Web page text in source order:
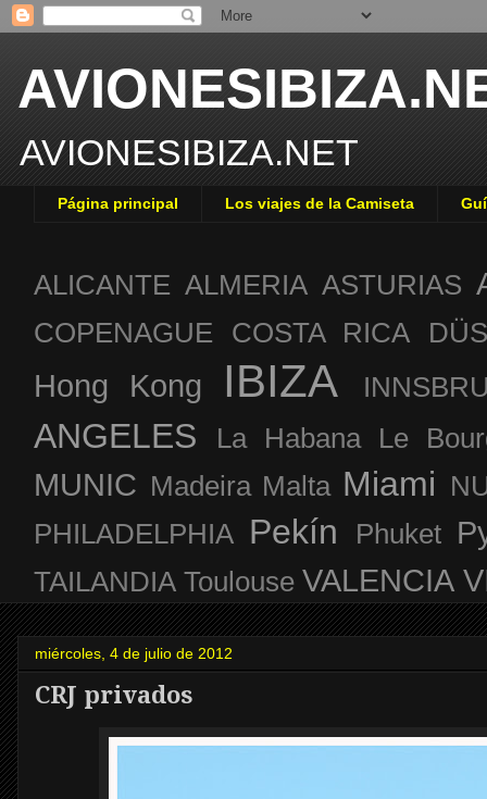
AVIONESIBIZA.NET
Página principal Los viajes de la Camiseta
ALICANTE ALMERIA ASTURIAS
COPENAGUE COSTA RICA
Hong Kong IBIZA
ANGELES La Habana Le
MUNIC Madeira Malta Miami
PHILADELPHIA Pekín Phuket
TAILANDIA Toulouse VALENCIA
miércoles, 4 de julio de 2012
CRJ privados